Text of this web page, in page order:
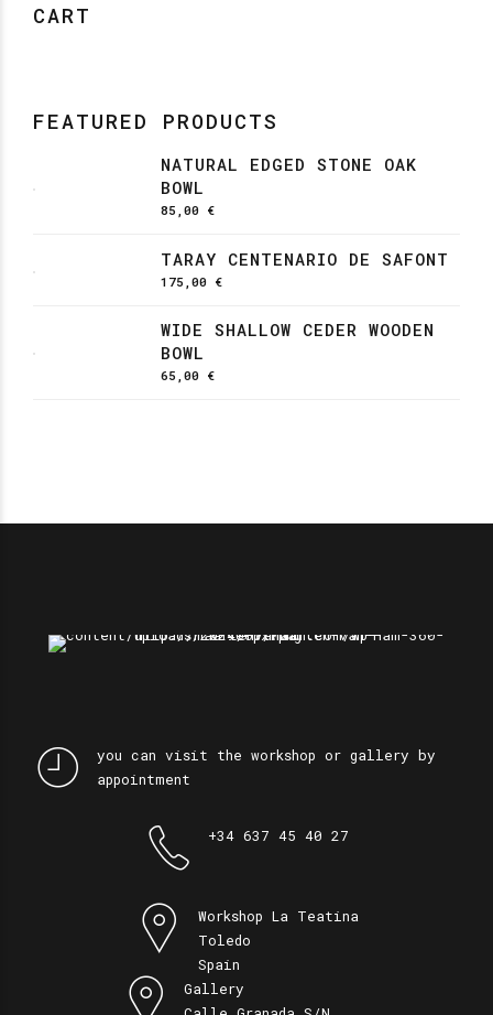
CART
FEATURED PRODUCTS
NATURAL EDGED STONE OAK
BOWL
85,00 €
TARAY CENTENARIO DE SAFONT
175,00 €
WIDE SHALLOW CEDER WOODEN
BOWL
65,00 €
you can visit the workshop or gallery by
appointment
+34 637 45 40 27
Workshop La Teatina
Toledo
Spain
Gallery